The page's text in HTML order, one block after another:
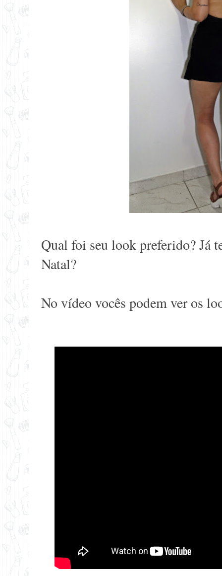
Qual foi seu look preferido? Já
Natal?
No vídeo vocês podem ver os